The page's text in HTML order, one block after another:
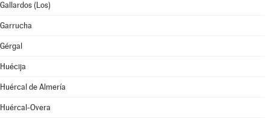
Gallardos (Los)
Garrucha
Gérgal
Huécija
Huércal de Almería
Huércal-Overa